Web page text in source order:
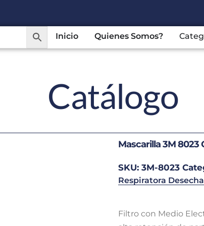
Inicio Quienes Somos?
Catálogo
Mascarilla 3M 8023
SKU: 3M-8023
Respiratora
Filtro con Medio